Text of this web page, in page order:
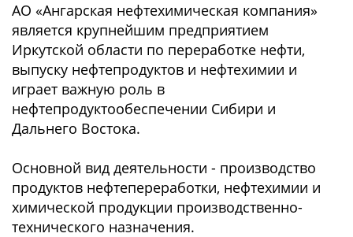
АО «Ангарская нефтехимическая компания»
является крупнейшим предприятием
Иркутской области по переработке нефти,
выпуску нефтепродуктов и нефтехимии и
играет важную роль в
нефтепродуктообеспечении Сибири и
Дальнего Востока.
Основной вид деятельности - производство
продуктов нефтепереработки, нефтехимии и
химической продукции производственно-
технического назначения.